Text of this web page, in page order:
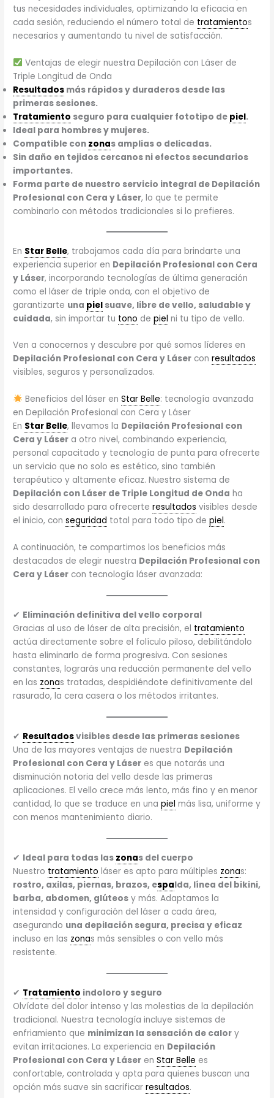
tus necesidades individuales, optimizando la eficacia en
cada sesión, reduciendo el número total de tratamientos
necesarios y aumentando tu nivel de satisfacción.
Ventajas de elegir nuestra Depilación con Láser de
Triple Longitud de Onda
Resultados más rápidos y duraderos desde las
primeras sesiones.
Tratamiento seguro para cualquier fototipo de piel.
Ideal para hombres y mujeres.
Compatible con zonas amplias o delicadas.
Sin daño en tejidos cercanos ni efectos secundarios
importantes.
Forma parte de nuestro servicio integral de Depilación
Profesional con Cera y Láser, lo que te permite
combinarlo con métodos tradicionales si lo prefieres.
En Star Belle, trabajamos cada día para brindarte una
experiencia superior en Depilación Profesional con Cera
y Láser, incorporando tecnologías de última generación
como el láser de triple onda, con el objetivo de
garantizarte una piel suave, libre de vello, saludable y
cuidada, sin importar tu tono depiel ni tu tipo de vello.
Ven a conocernos y descubre por qué somos líderes en
Depilación Profesional con Cera y Láser conresultados
visibles, seguros y personalizados.
Beneficios del láser en Star Belle: tecnología avanzada
en Depilación Profesional con Cera y Láser
En Star Belle, llevamos la Depilación Profesional con
Cera y Láser a otro nivel, combinando experiencia,
personal capacitado y tecnología de punta para ofrecerte
un servicio que no solo es estético, sino también
terapéutico y altamente eficaz. Nuestro sistema de
Depilación con Láser de Triple Longitud de Onda ha
sido desarrollado para ofrecerteresultados visibles desde
el inicio, conseguridad total para todo tipo depiel.
A continuación, te compartimos los beneficios más
destacados de elegir nuestra Depilación Profesional con
Cera y Láser con tecnología láser avanzada:
✔ Eliminación definitiva del vello corporal
Gracias al uso de láser de alta precisión, el tratamiento
actúa directamente sobre el folículo piloso, debilitándolo
hasta eliminarlo de forma progresiva. Con sesiones
constantes, lograrás una reducción permanente del vello
en las zonas tratadas, despidiéndote definitivamente del
rasurado, la cera casera o los métodos irritantes.
✔ Resultadosvisibles desde las primeras sesiones
Una de las mayores ventajas de nuestra Depilación
Profesional con Cera y Láser es que notarás una
disminución notoria del vello desde las primeras
aplicaciones. El vello crece más lento, más fino y en menor
cantidad, lo que se traduce en unapiel más lisa, uniforme y
con menos mantenimiento diario.
✔ Ideal para todas las zonas del cuerpo
Nuestro tratamiento láser es apto para múltiples zonas:
rostro, axilas, piernas, brazos, espalda, línea del bikini,
barba, abdomen, glúteos y más. Adaptamos la
intensidad y configuración del láser a cada área,
asegurando una depilación segura, precisa y eficaz
incluso en las zonas más sensibles o con vello más
resistente.
✔ Tratamiento indoloro y seguro
Olvídate del dolor intenso y las molestias de la depilación
tradicional. Nuestra tecnología incluye sistemas de
enfriamiento que minimizan la sensación de calor y
evitan irritaciones. La experiencia en Depilación
Profesional con Cera y Láser enStar Belle es
confortable, controlada y apta para quienes buscan una
opción más suave sin sacrificarresultados.